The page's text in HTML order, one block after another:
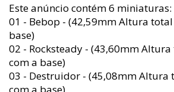
Este anúncio contém 6 miniaturas:
01 - Bebop - (42,59mm Altura
base)
02 - Rocksteady - (43,60mm
com a base)
03 - Destruidor - (45,08mm Altura
com a base)